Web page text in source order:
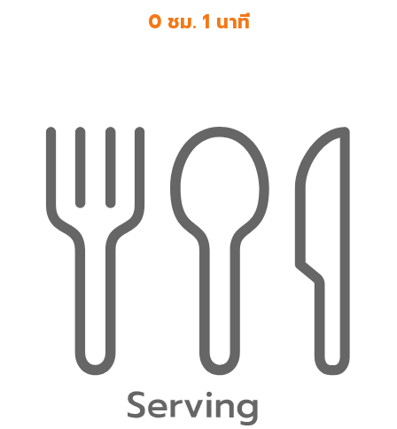
0 ชม. 1 นาที